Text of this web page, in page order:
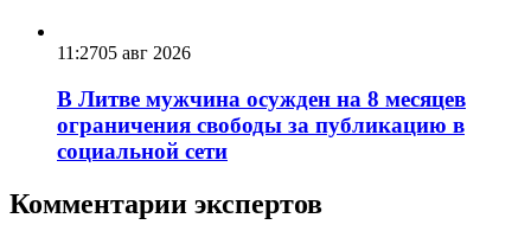
11:2705 авг 2026
В Литве мужчина осужден на 8 месяцев
ограничения свободы за публикацию в
социальной сети
Комментарии экспертов